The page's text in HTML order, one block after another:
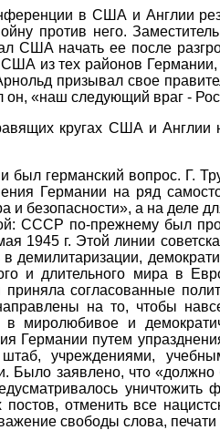
в США и Англии
против него.
США начать ее после
из тех районов Германии,
призывал свое
он, «наш следующий враг -
кругах США и Англии
был германский вопрос. Г.
Германии на ряд
и безопасности», а на деле
СССР по-прежнему был
1945 г. Этой линии
демилитаризации,
и длительного мира в
согласованные
на то, чтобы
в миролюбивое и
Германии путем
учреждениями,
Было заявлено, что
уничтожить
отменить все
свободы слова, печати